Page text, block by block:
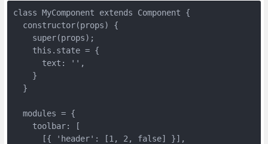
class MyComponent extends Component {
  constructor(props) {
    super(props);
    this.state = {
      text: '',
    }
  }
  modules = {
    toolbar: [
      [{ 'header': [1, 2, false] }],